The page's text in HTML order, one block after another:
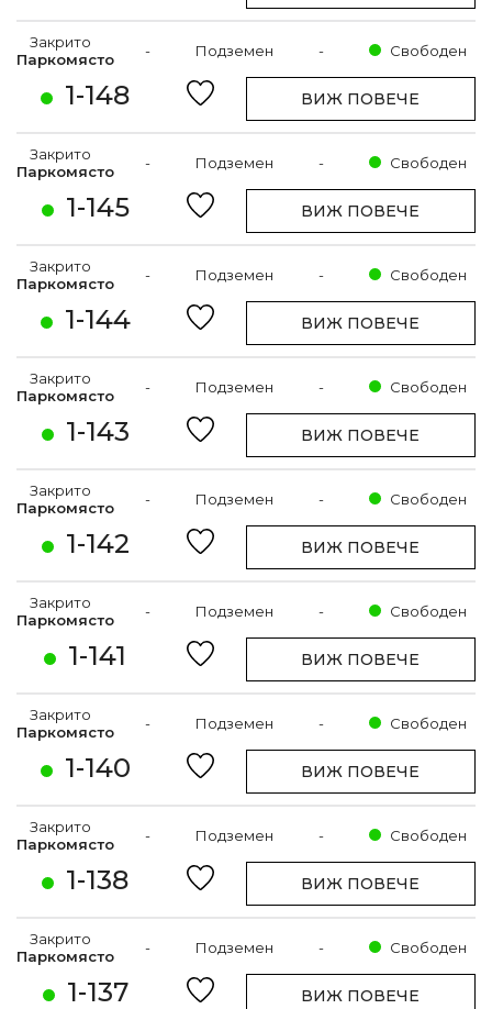
1-148
Закрито
Паркомясто
- Подземен - Свободен
ВИЖ ПОВЕЧЕ
1-145
Закрито
Паркомясто
- Подземен - Свободен
ВИЖ ПОВЕЧЕ
1-144
Закрито
Паркомясто
- Подземен - Свободен
ВИЖ ПОВЕЧЕ
1-143
Закрито
Паркомясто
- Подземен - Свободен
ВИЖ ПОВЕЧЕ
1-142
Закрито
Паркомясто
- Подземен - Свободен
ВИЖ ПОВЕЧЕ
1-141
Закрито
Паркомясто
- Подземен - Свободен
ВИЖ ПОВЕЧЕ
1-140
Закрито
Паркомясто
- Подземен - Свободен
ВИЖ ПОВЕЧЕ
1-138
Закрито
Паркомясто
- Подземен - Свободен
ВИЖ ПОВЕЧЕ
1-137
Закрито
Паркомясто
- Подземен - Свободен
ВИЖ ПОВЕЧЕ